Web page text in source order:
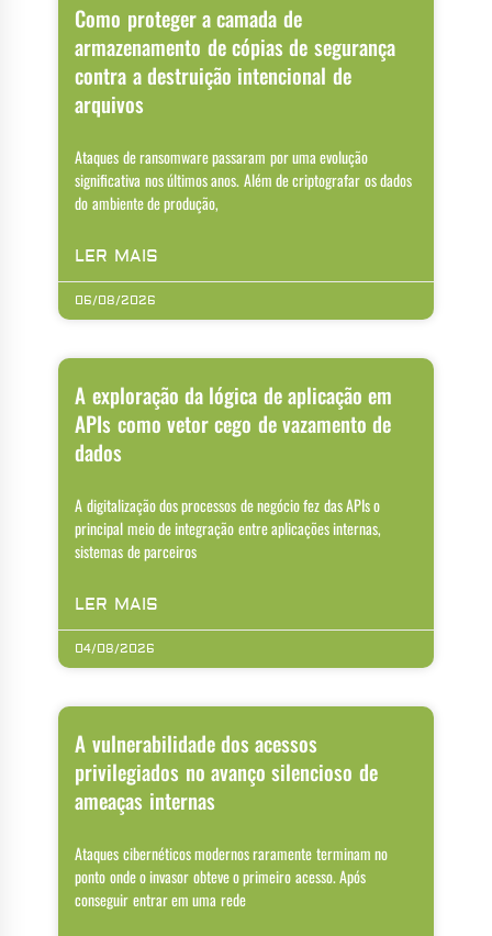
Como proteger a camada de
armazenamento de cópias de segurança
contra a destruição intencional de
arquivos
Ataques de ransomware passaram por uma evolução
significativa nos últimos anos. Além de criptografar os dados
do ambiente de produção,
LER MAIS
06/08/2026
A exploração da lógica de aplicação em
APIs como vetor cego de vazamento de
dados
A digitalização dos processos de negócio fez das APIs o
principal meio de integração entre aplicações internas,
sistemas de parceiros
LER MAIS
04/08/2026
A vulnerabilidade dos acessos
privilegiados no avanço silencioso de
ameaças internas
Ataques cibernéticos modernos raramente terminam no
ponto onde o invasor obteve o primeiro acesso. Após
conseguir entrar em uma rede